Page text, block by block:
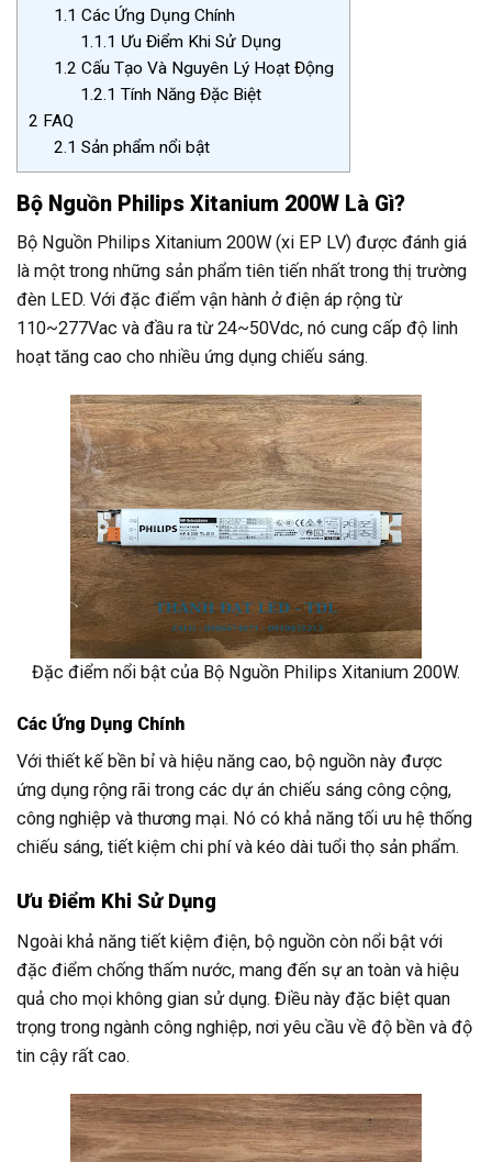
1.1 Các Ứng Dụng Chính
1.1.1 Ưu Điểm Khi Sử Dụng
1.2 Cấu Tạo Và Nguyên Lý Hoạt Động
1.2.1 Tính Năng Đặc Biệt
2 FAQ
2.1 Sản phẩm nổi bật
Bộ Nguồn Philips Xitanium 200W Là Gì?
Bộ Nguồn Philips Xitanium 200W (xi EP LV) được đánh giá
là một trong những sản phẩm tiên tiến nhất trong thị trường
đèn LED. Với đặc điểm vận hành ở điện áp rộng từ
110~277Vac và đầu ra từ 24~50Vdc, nó cung cấp độ linh
hoạt tăng cao cho nhiều ứng dụng chiếu sáng.
Đặc điểm nổi bật của Bộ Nguồn Philips Xitanium 200W.
Các Ứng Dụng Chính
Với thiết kế bền bỉ và hiệu năng cao, bộ nguồn này được
ứng dụng rộng rãi trong các dự án chiếu sáng công cộng,
công nghiệp và thương mại. Nó có khả năng tối ưu hệ thống
chiếu sáng, tiết kiệm chi phí và kéo dài tuổi thọ sản phẩm.
Ưu Điểm Khi Sử Dụng
Ngoài khả năng tiết kiệm điện, bộ nguồn còn nổi bật với
đặc điểm chống thấm nước, mang đến sự an toàn và hiệu
quả cho mọi không gian sử dụng. Điều này đặc biệt quan
trọng trong ngành công nghiệp, nơi yêu cầu về độ bền và độ
tin cậy rất cao.